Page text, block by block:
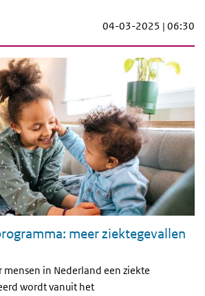
04-03-2025 | 06:30
meer ziektegevallen
in Nederland een ziekte
wordt vanuit het